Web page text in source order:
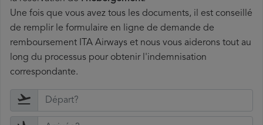
Une fois que vous avez tous les documents, il est conseillé
de remplir le formulaire en ligne de demande de
remboursement ITA Airways et nous vous aiderons tout au
long du processus pour obtenir l'indemnisation
correspondante.